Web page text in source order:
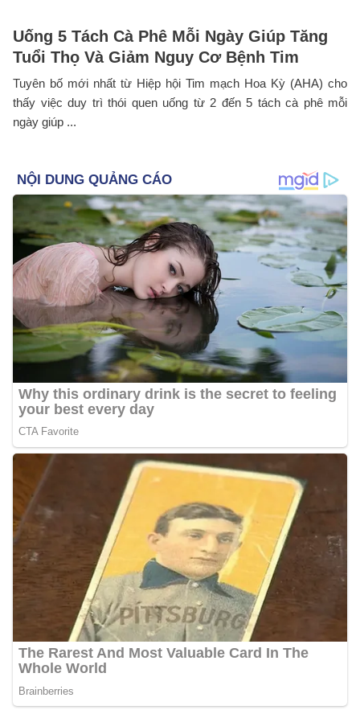
Uống 5 Tách Cà Phê Mỗi Ngày Giúp Tăng
Tuổi Thọ Và Giảm Nguy Cơ Bệnh Tim
Tuyên bố mới nhất từ Hiệp hội Tim mạch Hoa Kỳ (AHA) cho
thấy việc duy trì thói quen uống từ 2 đến 5 tách cà phê mỗi
ngày giúp ...